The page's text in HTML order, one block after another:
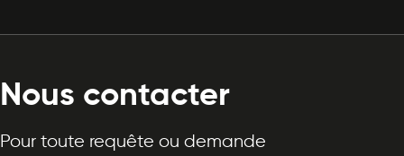
Nous contacter
Pour toute requête ou demande